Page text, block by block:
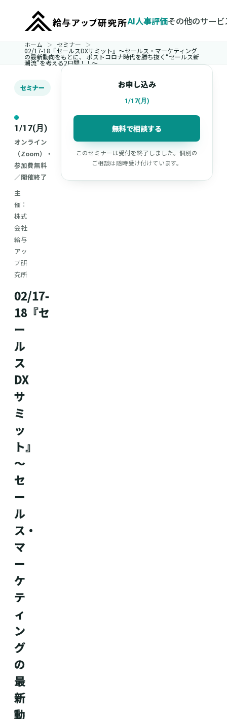
AI人事評価その他のサービ
ホーム セミナー
02/17-18『セールスDXサミット』～セールス・マーケティング
の最新動向をもとに、 ポストコロナ時代を勝ち抜く“セールス新
潮流”を考える2日間！！～
セミナー
1/17(月)
オンライン
（Zoom）・
参加費無料
／開催終了
主
催：
株式
会社
給与
アッ
プ研
究所
02/17-
18『セ
ー
ル
ス
DX
サ
ミ
ッ
ト』
～
セ
ー
ル
ス・
マ
ー
ケ
テ
ィ
ン
グ
の
最
新
動
お申し込み
1/17(月)
無料で相談する
このセミナーは受付を終了しました。個別の
ご相談は随時受け付けています。